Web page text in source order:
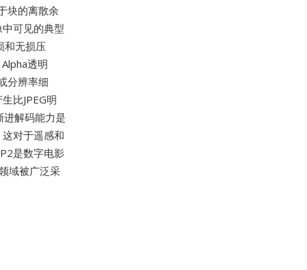
块的离散余
可见的典型
和无损压
透明
分辨率细
比JPEG明
进解码能力是
对于遥感和
是数字电影
域被广泛采